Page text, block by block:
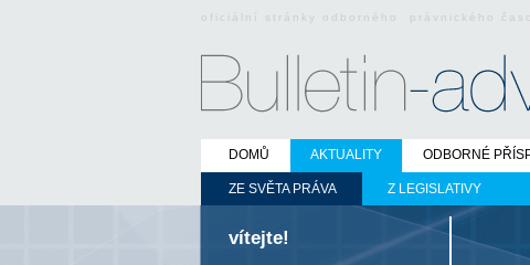
oficiální stránky odborného právnického
DOMŮ AKTUALITY
ZE SVĚTA PRÁVA Z LEGISLATIVY
ODBORNÉ
vítejte!